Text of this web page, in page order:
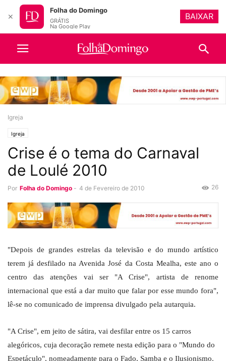
Igreja
Igreja
Crise é o tema do Carnaval
de Loulé 2010
Por Folha do Domingo - 4 de Fevereiro de 2010 26
"Depois de grandes estrelas da televisão e do mundo artístico
terem já desfilado na Avenida José da Costa Mealha, este ano o
centro das atenções vai ser "A Crise", artista de renome
internacional que está a dar muito que falar por esse mundo fora",
lê-se no comunicado de imprensa divulgado pela autarquia.
"A Crise", em jeito de sátira, vai desfilar entre os 15 carros
alegóricos, cuja decoração remete nesta edição para o "Mundo do
Espetáculo", nomeadamente para o Fado, Samba e o Ilusionismo.
✕
Folha do Domingo
GRÁTIS
Na Google Play
BAIXAR